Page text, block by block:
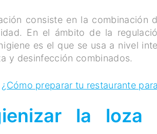
consiste en la combinación
En el ámbito de la
es el que se usa a nivel
y desinfección combinados.
¿Cómo preparar tu restaurante
la